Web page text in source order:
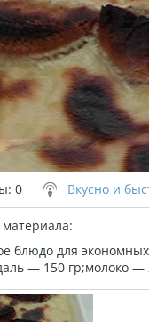
: 0 Вкусно и
:
блюдо для
— 150 гр;молоко —